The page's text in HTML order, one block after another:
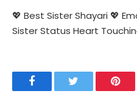
💖 Best Sister Shayari 💖
Sister Status Heart
FacebookTwitter